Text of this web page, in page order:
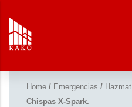
Home / Emergencias / Hazmat
Chispas X-Spark.